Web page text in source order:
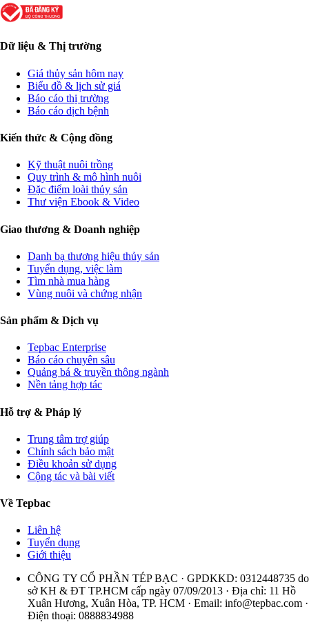
Dữ liệu & Thị trường
Giá thủy sản hôm nay
Biểu đồ & lịch sử giá
Báo cáo thị trường
Báo cáo dịch bệnh
Kiến thức & Cộng đồng
Kỹ thuật nuôi trồng
Quy trình & mô hình nuôi
Đặc điểm loài thủy sản
Thư viện Ebook & Video
Giao thương & Doanh nghiệp
Danh bạ thương hiệu thủy sản
Tuyển dụng, việc làm
Tìm nhà mua hàng
Vùng nuôi và chứng nhận
Sản phẩm & Dịch vụ
Tepbac Enterprise
Báo cáo chuyên sâu
Quảng bá & truyền thông ngành
Nền tảng hợp tác
Hỗ trợ & Pháp lý
Trung tâm trợ giúp
Chính sách bảo mật
Điều khoản sử dụng
Cộng tác và bài viết
Về Tepbac
Liên hệ
Tuyển dụng
Giới thiệu
CÔNG TY CỔ PHẦN TÉP BẠC · GPDKKD: 0312448735 do
sở KH & ĐT TP.HCM cấp ngày 07/09/2013 · Địa chỉ: 11 Hồ
Xuân Hương, Xuân Hòa, TP. HCM · Email: info@tepbac.com ·
Điện thoại: 0888834988